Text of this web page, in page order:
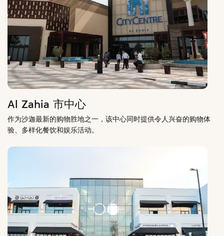
Al Zahia 市中心
作为沙迦最新的购物胜地之一，该中心同时提供令人兴奋的购物体
验、多样化餐饮和娱乐活动。